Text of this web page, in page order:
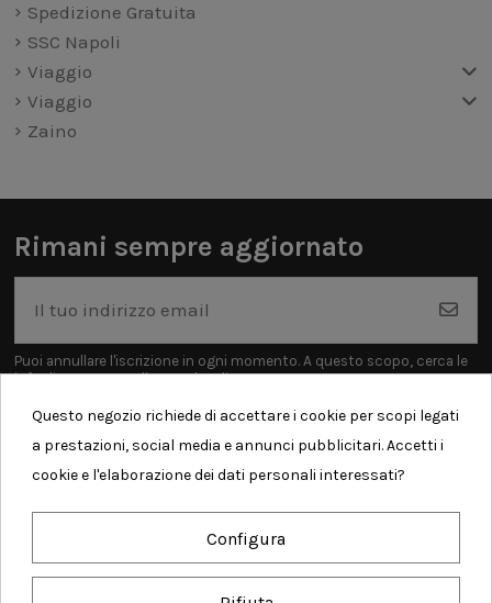
Spedizione Gratuita
SSC Napoli
Viaggio
Viaggio
Zaino
Rimani sempre aggiornato
Puoi annullare l'iscrizione in ogni momento. A questo scopo, cerca le
info di contatto nelle note legali.
Questo negozio richiede di accettare i cookie per scopi legati
a prestazioni, social media e annunci pubblicitari. Accetti i
cookie e l'elaborazione dei dati personali interessati?
Configura